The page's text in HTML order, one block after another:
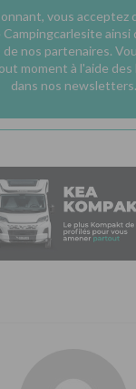
vous acceptez
ainsi
nos partenaires.
moment à l'aide des
dans nos newsletters.